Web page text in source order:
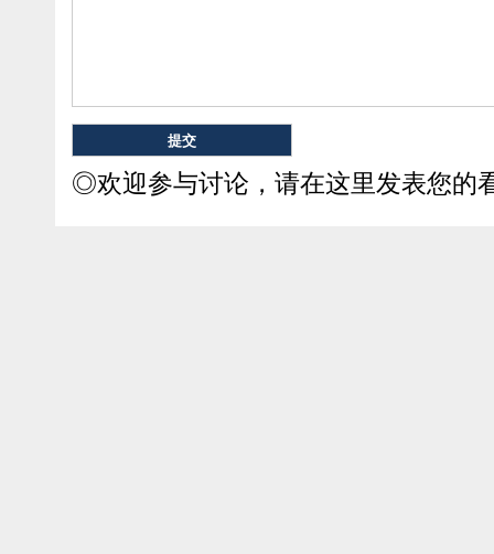
◎欢迎参与讨论，请在这里发表您的